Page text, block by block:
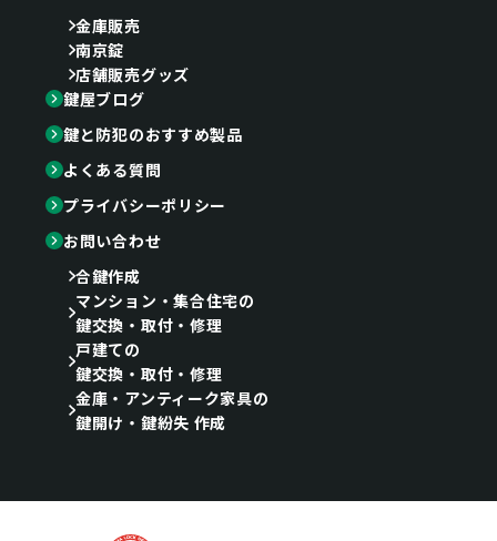
金庫販売
南京錠
店舗販売グッズ
鍵屋ブログ
鍵と防犯のおすすめ製品
よくある質問
プライバシーポリシー
お問い合わせ
合鍵作成
マンション・集合住宅の
鍵交換・取付・修理
戸建ての
鍵交換・取付・修理
金庫・アンティーク家具の
鍵開け・鍵紛失 作成